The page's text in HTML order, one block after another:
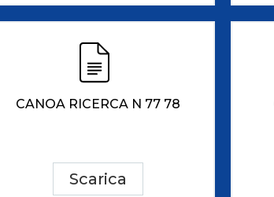
CANOA RICERCA N 77 78
Scarica